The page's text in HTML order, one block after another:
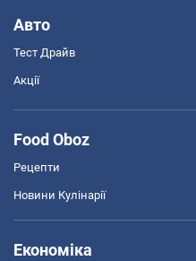
Авто
Тест Драйв
Акції
Food Oboz
Рецепти
Новини Кулінарії
Економіка